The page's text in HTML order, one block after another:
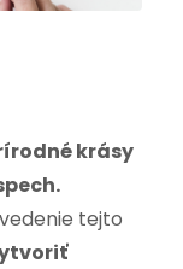
krásy
tejto